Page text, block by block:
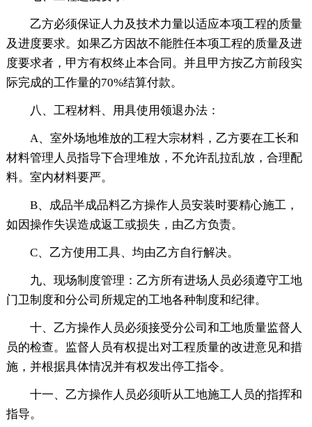
乙方必须保证人力及技术力量以适应本项工程的质量
及进度要求。如果乙方因故不能胜任本项工程的质量及进
度要求者，甲方有权终止本合同。并且甲方按乙方前段实
际完成的工作量的70%结算付款。
八、工程材料、用具使用领退办法：
A、室外场地堆放的工程大宗材料，乙方要在工长和
材料管理人员指导下合理堆放，不允许乱拉乱放，合理配
料。室内材料要严。
B、成品半成品料乙方操作人员安装时要精心施工，
如因操作失误造成返工或损失，由乙方负责。
C、乙方使用工具、均由乙方自行解决。
九、现场制度管理：乙方所有进场人员必须遵守工地
门卫制度和分公司所规定的工地各种制度和纪律。
十、乙方操作人员必须接受分公司和工地质量监督人
员的检查。监督人员有权提出对工程质量的改进意见和措
施，并根据具体情况并有权发出停工指令。
十一、乙方操作人员必须听从工地施工人员的指挥和
指导。